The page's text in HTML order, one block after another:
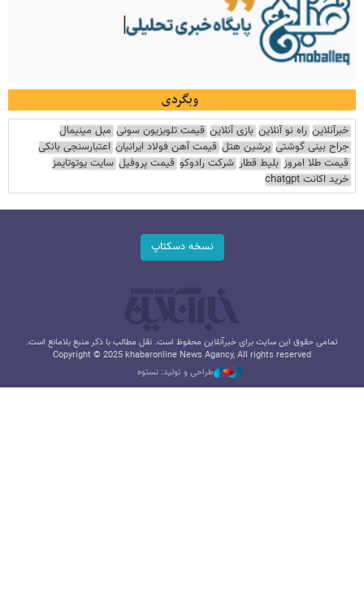
وبگردی
خبرآنلاین راه نو آنلاین بازی آنلاین قیمت تلویزیون سونی مبل مینیمال
جراح بینی گوشتی پرشین هتل قیمت آهن فولاد ایرانیان اعتبارسنجی بانکی
قیمت طلا امروز بلیط قطار شرکت رادوکو قیمت پروفیل سایت یوتوتایمز
خرید اکانت chatgpt
نسخه دسکتاپ
تمامی حقوق این سایت برای خبرآنلاین محفوظ است. نقل مطالب با ذکر منبع بلامانع است.
Copyright © 2025 khabaronline News Agancy, All rights reserved
طراحی و تولید: نستوه